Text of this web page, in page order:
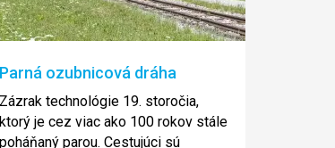
Parná ozubnicová dráha
Zázrak technológie 19. storočia,
ktorý je cez viac ako 100 rokov stále
poháňaný parou. Cestujúci sú